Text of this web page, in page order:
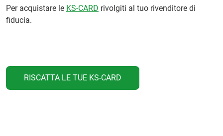
Per acquistare le KS-CARD rivolgiti al tuo rivenditore di
fiducia.
RISCATTA LE TUE KS-CARD